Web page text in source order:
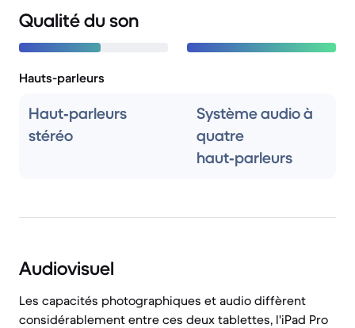
Qualité du son
Hauts-parleurs
Haut‑parleurs
stéréo
Système audio à
quatre
haut‑parleurs
Audiovisuel
Les capacités photographiques et audio diffèrent
considérablement entre ces deux tablettes, l'iPad Pro